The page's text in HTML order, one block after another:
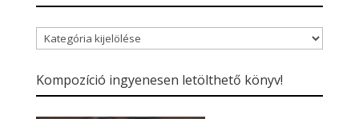
Blogbejegyzések
kategóriái
Kompozíció ingyenesen letölthető könyv!